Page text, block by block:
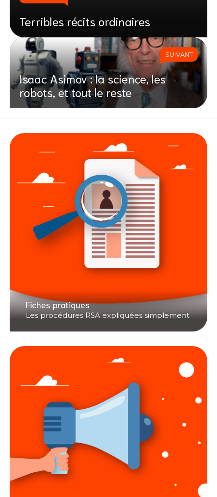
Terribles récits ordinaires
SUIVANT
Isaac Asimov : la science, les
robots, et tout le reste
Fiches pratiques
Les procédures RSA expliquées simplement